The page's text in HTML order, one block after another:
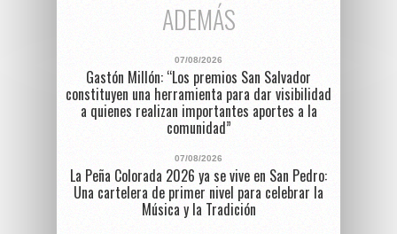
ADEMÁS
07/08/2026
Gastón Millón: “Los premios San Salvador
constituyen una herramienta para dar visibilidad
a quienes realizan importantes aportes a la
comunidad”
07/08/2026
La Peña Colorada 2026 ya se vive en San Pedro:
Una cartelera de primer nivel para celebrar la
Música y la Tradición